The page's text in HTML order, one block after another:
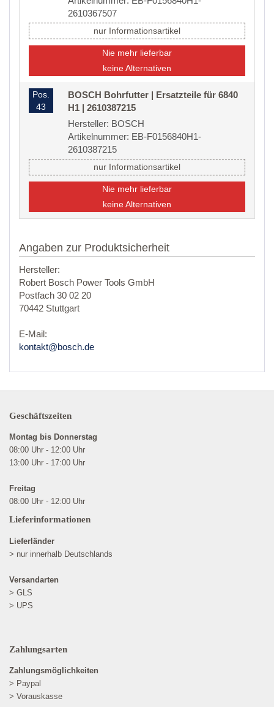
2610367507
nur Informationsartikel
Nie mehr lieferbar
keine Alternativen
Pos.
43
BOSCH Bohrfutter | Ersatzteile für 6840
H1 | 2610387215
Hersteller: BOSCH
Artikelnummer: EB-F0156840H1-
2610387215
nur Informationsartikel
Nie mehr lieferbar
keine Alternativen
Angaben zur Produktsicherheit
Hersteller:
Robert Bosch Power Tools GmbH
Postfach 30 02 20
70442 Stuttgart
E-Mail:
kontakt@bosch.de
Geschäftszeiten
Montag bis Donnerstag
08:00 Uhr - 12:00 Uhr
13:00 Uhr - 17:00 Uhr
Freitag
08:00 Uhr - 12:00 Uhr
Lieferinformationen
Lieferländer
> nur innerhalb Deutschlands
Versandarten
> GLS
> UPS
Zahlungsarten
Zahlungsmöglichkeiten
> Paypal
> Vorauskasse